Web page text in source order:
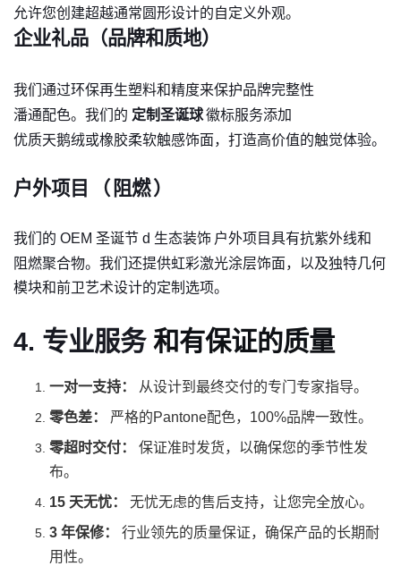
允许您创建超越通常圆形设计的自定义外观。
企业礼品（品牌和质地）
我们通过环保再生塑料和精度来保护品牌完整性
潘通配色。我们的 定制圣诞球徽标服务添加
优质天鹅绒或橡胶柔软触感饰面，打造高价值的触觉体验。
户外项目 （ 阻燃 ）
我们的 OEM 圣诞节 d 生态装饰 户外项目具有抗紫外线和
阻燃聚合物。我们还提供虹彩激光涂层饰面，以及独特几何
模块和前卫艺术设计的定制选项。
4. 专业服务 和有保证的质量
一对一支持：
从设计到最终交付的专门专家指导。
零色差：
严格的Pantone配色，100%品牌一致性。
零超时交付：
保证准时发货，以确保您的季节性发
布。
15 天无忧：
无忧无虑的售后支持，让您完全放心。
3 年保修：
行业领先的质量保证，确保产品的长期耐
用性。